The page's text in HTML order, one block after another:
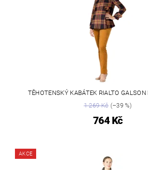
TĚHOTENSKÝ KABÁTEK RIALTO
1 269 Kč(–39 %)
764 Kč
AKCE